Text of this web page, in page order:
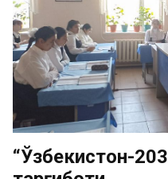
“Ўзбекистон-